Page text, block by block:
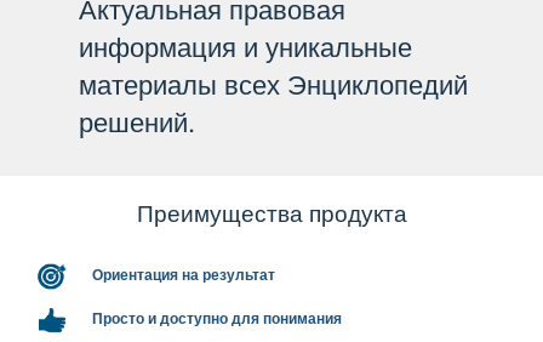
информация и уникальные
материалы всех Энциклопедий
решений.
Преимущества продукта
Ориентация на результат
Просто и доступно для понимания